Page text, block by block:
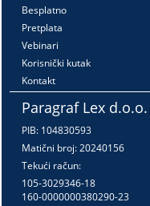
Besplatno
Pretplata
Vebinari
Korisnički kutak
Kontakt
Paragraf Lex d.o.o.
PIB: 104830593
Matični broj: 20240156
Tekući račun:
105-3029346-18
160-0000000380290-23